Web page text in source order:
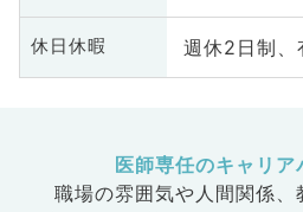
休日休暇 週休2日制、
医師専任のキャリア
職場の雰囲気や人間関係、